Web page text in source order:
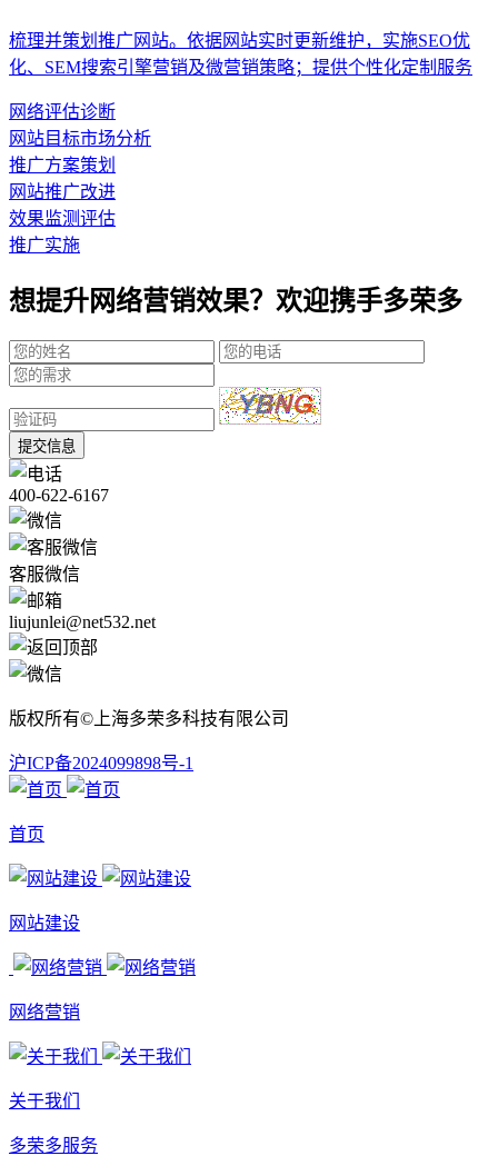
梳理并策划推广网站。依据网站实时更新维护，实施SEO优
化、SEM搜索引擎营销及微营销策略；提供个性化定制服务
网络评估诊断
网站目标市场分析
推广方案策划
网站推广改进
效果监测评估
推广实施
想提升网络营销效果？欢迎携手多荣多
提交信息
400-622-6167
客服微信
liujunlei@net532.net
版权所有©上海多荣多科技有限公司
沪ICP备2024099898号-1
首页
网站建设
网络营销
关于我们
多荣多服务